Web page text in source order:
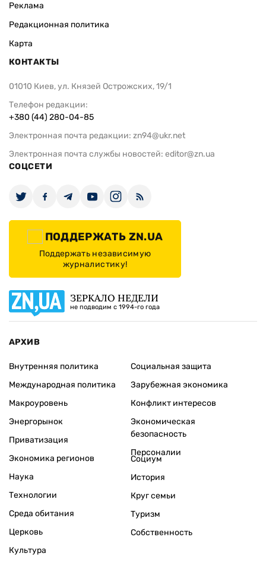
Реклама
Редакционная политика
Карта
КОНТАКТЫ
01010 Киев, ул. Князей Острожских, 19/1
Телефон редакции:
+380 (44) 280-04-85
Электронная почта редакции: zn94@ukr.net
Электронная почта службы новостей: editor@zn.ua
СОЦСЕТИ
ПОДДЕРЖАТЬ ZN.UA
Поддержать независимую
журналистику!
ЗЕРКАЛО НЕДЕЛИ
не подводим с 1994-го года
АРХИВ
Внутренняя политика
Международная политика
Макроуровень
Энергорынок
Приватизация
Экономика регионов
Социальная защита
Зарубежная экономика
Конфликт интересов
Экономическая
безопасность
Персоналии
Наука
Технологии
Среда обитания
Церковь
Культура
Социум
История
Круг семьи
Туризм
Собственность